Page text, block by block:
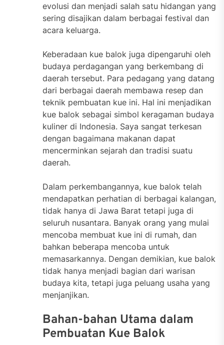
evolusi dan menjadi salah satu hidangan yang
sering disajikan dalam berbagai festival dan
acara keluarga.
Keberadaan kue balok juga dipengaruhi oleh
budaya perdagangan yang berkembang di
daerah tersebut. Para pedagang yang datang
dari berbagai daerah membawa resep dan
teknik pembuatan kue ini. Hal ini menjadikan
kue balok sebagai simbol keragaman budaya
kuliner di Indonesia. Saya sangat terkesan
dengan bagaimana makanan dapat
mencerminkan sejarah dan tradisi suatu
daerah.
Dalam perkembangannya, kue balok telah
mendapatkan perhatian di berbagai kalangan,
tidak hanya di Jawa Barat tetapi juga di
seluruh nusantara. Banyak orang yang mulai
mencoba membuat kue ini di rumah, dan
bahkan beberapa mencoba untuk
memasarkannya. Dengan demikian, kue balok
tidak hanya menjadi bagian dari warisan
budaya kita, tetapi juga peluang usaha yang
menjanjikan.
Bahan-bahan Utama dalam
Pembuatan Kue Balok